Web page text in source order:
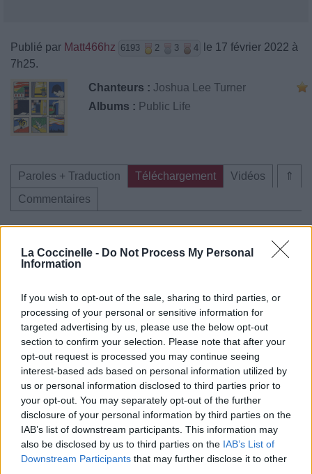
La Coccinelle - Do Not Process My Personal
Information
If you wish to opt-out of the sale, sharing to third parties, or
processing of your personal or sensitive information for
targeted advertising by us, please use the below opt-out
section to confirm your selection. Please note that after your
opt-out request is processed you may continue seeing
interest-based ads based on personal information utilized by
us or personal information disclosed to third parties prior to
your opt-out. You may separately opt-out of the further
disclosure of your personal information by third parties on the
IAB’s list of downstream participants. This information may
also be disclosed by us to third parties on the IAB’s List of
Downstream Participants that may further disclose it to other
Publié par Matt466hz 6193 2 3 4
le 17 février 2022 à
7h25.
Chanteurs : Joshua Lee Turner
Albums : Public Life
⇑
Paroles + Traduction Téléchargement
Vidéos
Commentaires
Pour prolonger le plaisir musical :
Vous aimez chanter, apprenez la guitare chez
Télécharger légalement les MP3 sur
Télécharger légalement les MP3 ou trouver le CD sur
Trouver des vinyles et des CD sur
Trouver un instrument de musique ou une partition au
meilleur prix sur
Paroles + Traduction Téléchargement
Vidéos
Commentaires